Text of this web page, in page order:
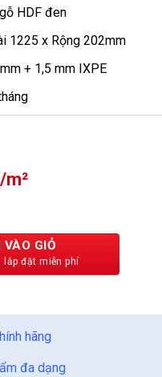
HDF đen
1225 x Rộng 202mm
+ 1,5 mm IXPE
320,000 ₫.
Cốt Đen 8mm HB689 số lượng
VÀO GIỎ
hãng
đa dạng